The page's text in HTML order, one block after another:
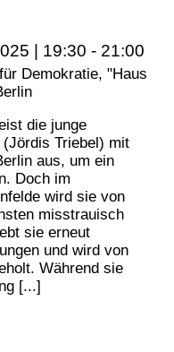
| 19:30 - 21:00
Demokratie, "Haus
die junge
Triebel) mit
aus, um ein
Doch im
wird sie von
misstrauisch
sie erneut
und wird von
Während sie
[...]